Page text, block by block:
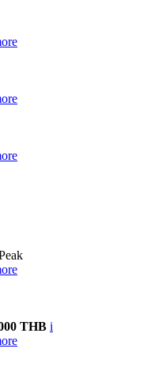
THB i